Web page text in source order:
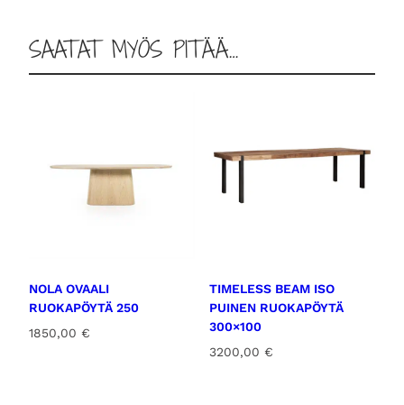
SAATAT MYÖS PITÄÄ…
NOLA OVAALI
RUOKAPÖYTÄ 250
1850,00 €
TIMELESS BEAM ISO
PUINEN RUOKAPÖYTÄ
300×100
3200,00 €